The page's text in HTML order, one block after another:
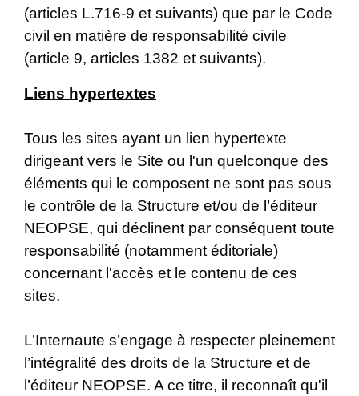
(articles L.716-9 et suivants) que par le Code
civil en matière de responsabilité civile
(article 9, articles 1382 et suivants).
Liens hypertextes
Tous les sites ayant un lien hypertexte
dirigeant vers le Site ou l'un quelconque des
éléments qui le composent ne sont pas sous
le contrôle de la Structure et/ou de l’éditeur
NEOPSE, qui déclinent par conséquent toute
responsabilité (notamment éditoriale)
concernant l'accès et le contenu de ces
sites.
L’Internaute s’engage à respecter pleinement
l’intégralité des droits de la Structure et de
l’éditeur NEOPSE. A ce titre, il reconnaît qu'il